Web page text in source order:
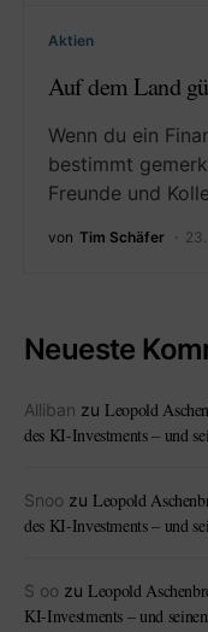
Aktien
Auf dem Land
Wenn du ein
bestimmt
Freunde und
von Tim Schäfer
Neueste
Alliban zu Leopold
des KI-Investments – und
Snoo zu Leopold
des KI-Investments – und
S oo zu Leopold
KI-Investments – und